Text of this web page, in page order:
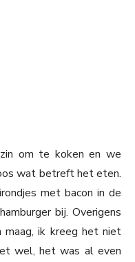
om te koken en we
wat betreft het eten.
met bacon in de
bij. Overigens
maag, ik kreeg het niet
wel, het was al even